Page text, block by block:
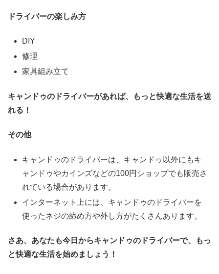
ドライバーの楽しみ方
DIY
修理
家具組み立て
キャンドゥのドライバーがあれば、もっと快適な生活を送
れる！
その他
キャンドゥのドライバーは、キャンドゥ以外にもキ
ャンドゥやカインズなどの100円ショップでも販売さ
れている場合があります。
インターネット上には、キャンドゥのドライバーを
使ったネジの締め方や外し方がたくさんあります。
さあ、あなたも今日からキャンドゥのドライバーで、もっ
と快適な生活を始めましょう！